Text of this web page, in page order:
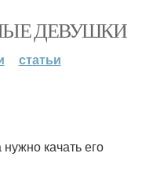
ДЕВУШКИ
статьи
качать его